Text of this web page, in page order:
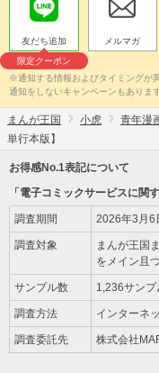
友だち追加
限定クーポン
メルマガ
※通知する情報およびタイミングが
通知をしないキャンペーンもありま
まんが王国 小虎 青年漫
単行本版】
お得感No.1表記について
「電子コミックサービスに関
調査期間 2026年3月6
調査対象
まんが王国
をメイン且
サンプル数 1,236サンプ
調査方法 インターネ
調査委託先 株式会社